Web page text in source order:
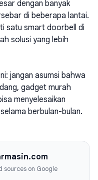
dengan banyak
di beberapa lantai.
satu smart doorbell di
solusi yang lebih
jangan asumsi bahwa
gadget murah
menyelesaikan
berbulan-bulan.
on Google